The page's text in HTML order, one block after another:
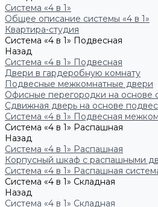
Система «4 в 1»
Общее описание системы «4 в 1»
Квартира-студия
Система «4 в 1» Подвесная
Назад
Система «4 в 1» Подвесная
Двери в гардеробную комнату
Подвесные межкомнатные двери
Офисные перегородки на основе
Сдвижная дверь на основе
Система «4 в 1» Подвесная
Система «4 в 1» Распашная
Назад
Система «4 в 1» Распашная
Корпусный шкаф с распашными
Система «4 в 1» Распашная
Система «4 в 1» Складная
Назад
Система «4 в 1» Складная